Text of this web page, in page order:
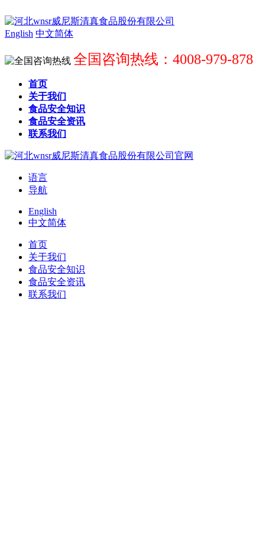
English 中文简体
全国咨询热线：4008-979-878
首页
关于我们
食品安全知识
食品安全资讯
联系我们
语言
导航
English
中文简体
首页
关于我们
食品安全知识
食品安全资讯
联系我们